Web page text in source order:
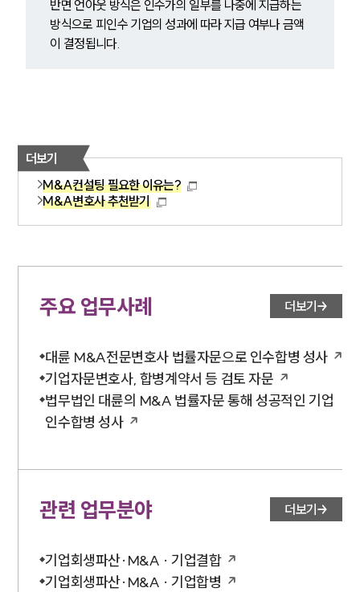
반면 언아웃 방식은 인수가의 일부를 나중에 지급하는
방식으로 피인수 기업의 성과에 따라 지급 여부나 금액
이 결정됩니다.
더보기
M&A컨설팅 필요한 이유는?
M&A변호사 추천받기
주요 업무사례 더보기
대륜 M&A전문변호사 법률자문으로 인수합병 성사
기업자문변호사, 합병계약서 등 검토 자문
법무법인 대륜의 M&A 법률자문 통해 성공적인 기업
인수합병 성사
관련 업무분야 더보기
기업회생파산·M&A · 기업결합
기업회생파산·M&A · 기업합병